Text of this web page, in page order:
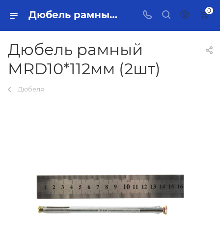
Дюбель рамный MRD10*112мм (2шт) Тольятти - купить в интернет-магазине, каталог с ценами и характеристиками 0
Дюбель рамный
MRD10*112мм (2шт)
Дюбеля